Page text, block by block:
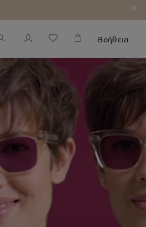
Βοήθεια